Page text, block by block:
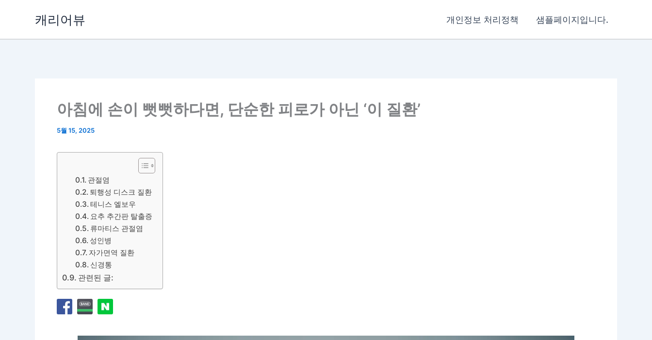
캐리어뷰 개인정보 처리정책 샘플페이지입니다.
아침에 손이 뻣뻣하다면, 단순한 피로가 아닌 ‘이 질환’
5월 15, 2025
관절염
퇴행성 디스크 질환
테니스 엘보우
요추 추간판 탈출증
류마티스 관절염
성인병
자가면역 질환
신경통
관련된 글: